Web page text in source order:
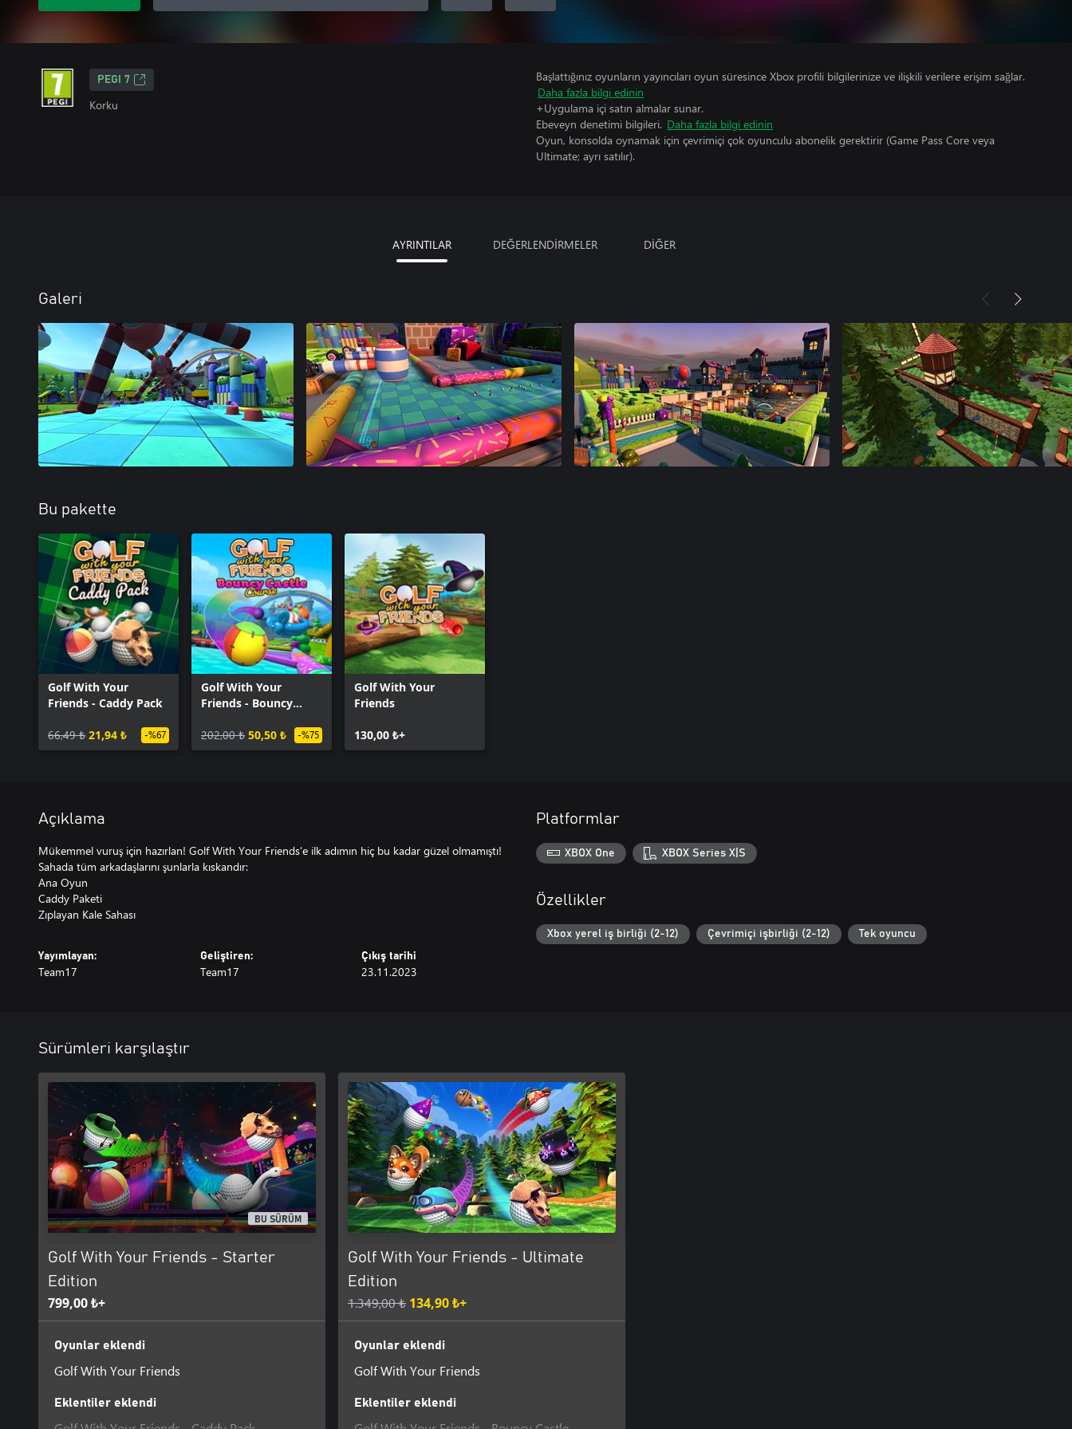
PEGI 7
Korku
Başlattığınız oyunların yayıncıları oyun süresince Xbox profili bilgilerinize ve ilişkili verilere erişim sağlar.
Daha fazla bilgi edinin
+Uygulama içi satın almalar sunar.
Ebeveyn denetimi bilgileri. Daha fazla bilgi edinin
Oyun, konsolda oynamak için çevrimiçi çok oyunculu abonelik gerektirir (Game Pass Core veya
Ultimate; ayrı satılır).
AYRINTILAR DEĞERLENDİRMELER DİĞER
Galeri
Bu pakette
Golf With Your
Friends - Caddy Pack
66,49 ₺ 21,94 ₺ -%67
Golf With Your
Friends - Bouncy
202,00 ₺ 50,50 ₺ -%75
Golf With Your
Friends
130,00 ₺+
Açıklama
Mükemmel vuruş için hazırlan! Golf With Your Friends'e ilk adımın hiç bu kadar güzel olmamıştı!
Sahada tüm arkadaşlarını şunlarla kıskandır:
Ana Oyun
Caddy Paketi
Zıplayan Kale Sahası
Yayımlayan:
Team17
Geliştiren:
Team17
Çıkış tarihi
23.11.2023
Platformlar
XBOX One XBOX Series X|S
Özellikler
Xbox yerel iş birliği (2-12) Çevrimiçi işbirliği (2-12) Tek oyuncu
Sürümleri karşılaştır
BU SÜRÜM
Golf With Your Friends - Starter
Edition
799,00 ₺+
Oyunlar eklendi
Golf With Your Friends
Eklentiler eklendi
Golf With Your Friends - Ultimate
Edition
1.349,00 ₺ 134,90 ₺+
Oyunlar eklendi
Golf With Your Friends
Eklentiler eklendi